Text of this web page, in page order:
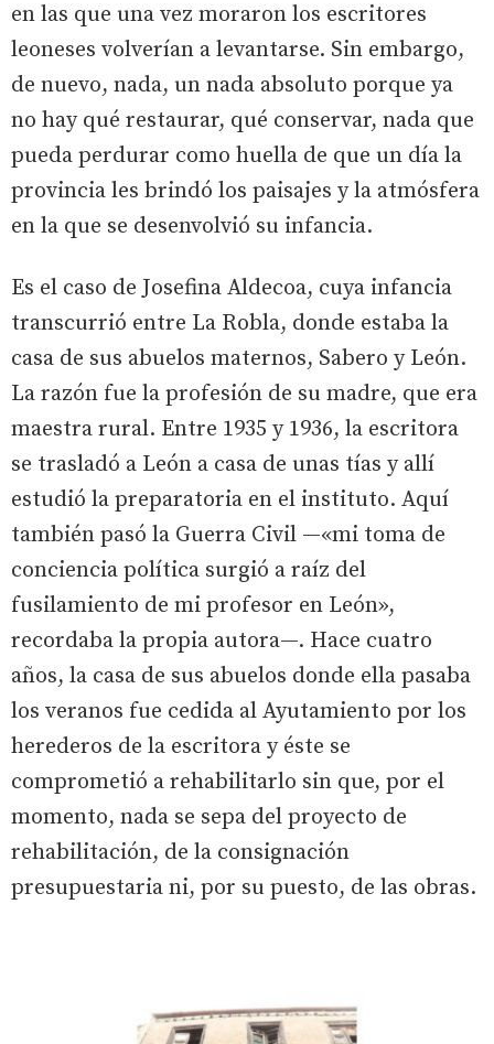
en las que una vez moraron los escritores
leoneses volverían a levantarse. Sin embargo,
de nuevo, nada, un nada absoluto porque ya
no hay qué restaurar, qué conservar, nada que
pueda perdurar como huella de que un día la
provincia les brindó los paisajes y la atmósfera
en la que se desenvolvió su infancia.
Es el caso de Josefina Aldecoa, cuya infancia
transcurrió entre La Robla, donde estaba la
casa de sus abuelos maternos, Sabero y León.
La razón fue la profesión de su madre, que era
maestra rural. Entre 1935 y 1936, la escritora
se trasladó a León a casa de unas tías y allí
estudió la preparatoria en el instituto. Aquí
también pasó la Guerra Civil —«mi toma de
conciencia política surgió a raíz del
fusilamiento de mi profesor en León»,
recordaba la propia autora—. Hace cuatro
años, la casa de sus abuelos donde ella pasaba
los veranos fue cedida al Ayutamiento por los
herederos de la escritora y éste se
comprometió a rehabilitarlo sin que, por el
momento, nada se sepa del proyecto de
rehabilitación, de la consignación
presupuestaria ni, por su puesto, de las obras.